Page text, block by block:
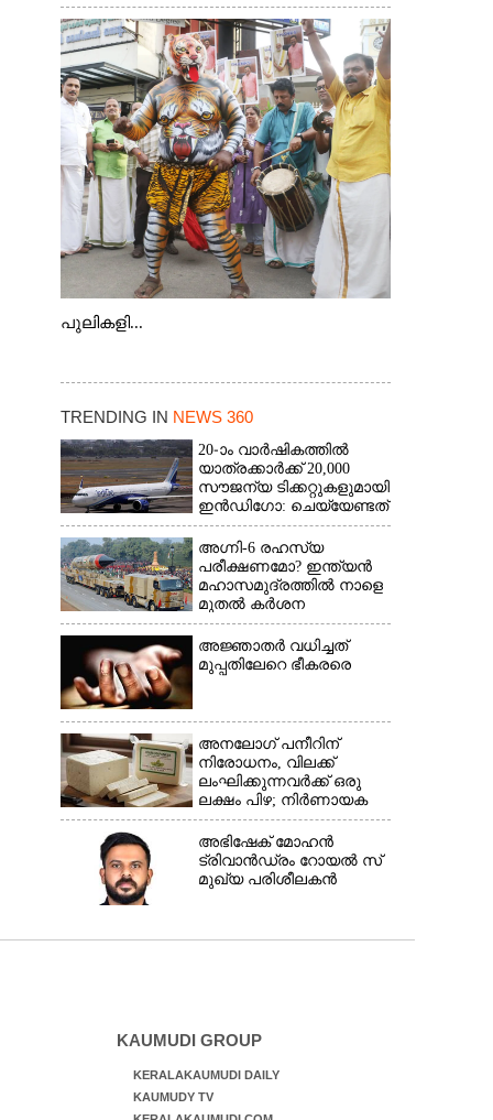
ഞ്ചായത്ത്. ആദിവാസി ഊരുകളായ
വെള്ളാരംകുത്ത്, കത്തിപ്പാറ, ഉറിയംപെട്ടി,
തേക്കല്ല്, വെട്ടിക്കല്ല്, മഞ്ചപ്പാറ എന്നീ
ആറു സ്ഥലങ്ങളിലേക്കുള്ള പ്രധാന
സഞ്ചാര മാർഗമാണ് ഈ കാണുന്ന
കടത്ത് വള്ളം
പുലികളി...
TRENDING IN NEWS 360
20-ാം വാർഷികത്തിൽ
യാത്രക്കാർക്ക് 20,000
സൗജന്യ ടിക്കറ്റുകളുമായി
ഇൻഡിഗോ: ചെയ്യേണ്ടത്
ഇത്രമാത്രം
അഗ്നി-6 രഹസ്യ
പരീക്ഷണമോ? ഇന്ത്യൻ
മഹാസമുദ്രത്തിൽ നാളെ
മുതൽ കർശന
നിയന്ത്രണം,വ്യോമ-
സമുദ്ര പാതകൾ
അടയ്ക്കും
അജ്ഞാതർ വധിച്ചത്
മുപ്പതിലേറെ ഭീകരരെ
അനലോഗ് പനീറിന്
നിരോധനം, വിലക്ക്
ലംഘിക്കുന്നവർക്ക് ഒരു
ലക്ഷം പിഴ; നിർണായക
തീരുമാനമെടുത്ത്
മഹാരാഷ്ട്ര
അഭിഷേക് മോഹൻ
ട്രിവാൻഡ്രം റോയൽ സ്
മുഖ്യ പരിശീലകൻ
KAUMUDI GROUP
KERALAKAUMUDI DAILY
KAUMUDY TV